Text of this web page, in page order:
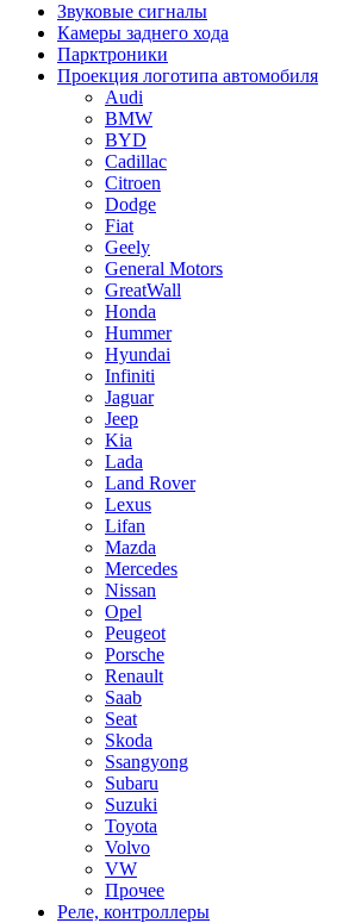
Звуковые сигналы
Камеры заднего хода
Парктроники
Проекция логотипа автомобиля
Audi
BMW
BYD
Cadillac
Citroen
Dodge
Fiat
Geely
General Motors
GreatWall
Honda
Hummer
Hyundai
Infiniti
Jaguar
Jeep
Kia
Lada
Land Rover
Lexus
Lifan
Mazda
Mercedes
Nissan
Opel
Peugeot
Porsche
Renault
Saab
Seat
Skoda
Ssangyong
Subaru
Suzuki
Toyota
Volvo
VW
Прочее
Реле, контроллеры